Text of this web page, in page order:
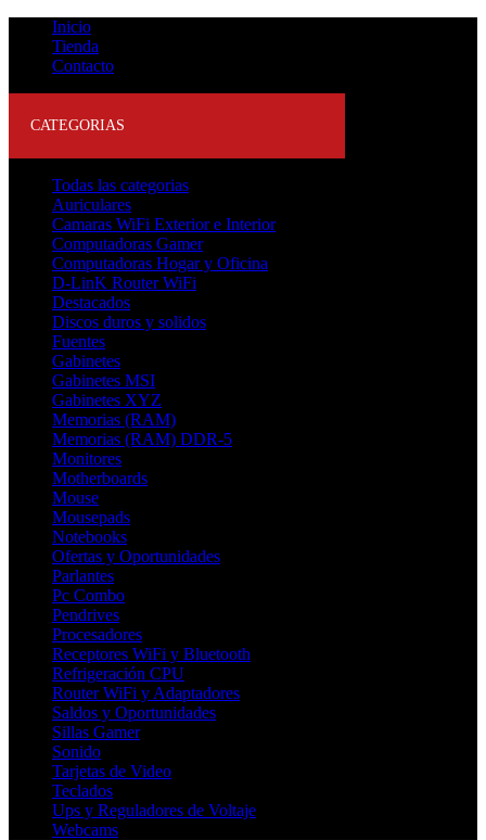
Inicio
Tienda
Contacto
CATEGORIAS
Todas las categorias
Auriculares
Camaras WiFi Exterior e Interior
Computadoras Gamer
Computadoras Hogar y Oficina
D-LinK Router WiFi
Destacados
Discos duros y solidos
Fuentes
Gabinetes
Gabinetes MSI
Gabinetes XYZ
Memorias (RAM)
Memorias (RAM) DDR-5
Monitores
Motherboards
Mouse
Mousepads
Notebooks
Ofertas y Oportunidades
Parlantes
Pc Combo
Pendrives
Procesadores
Receptores WiFi y Bluetooth
Refrigeración CPU
Router WiFi y Adaptadores
Saldos y Oportunidades
Sillas Gamer
Sonido
Tarjetas de Video
Teclados
Ups y Reguladores de Voltaje
Webcams